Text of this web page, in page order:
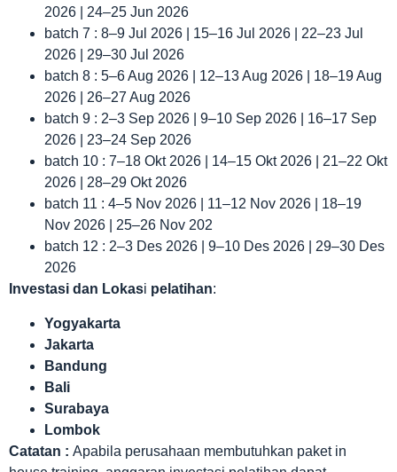
2026 | 24–25 Jun 2026
batch 7 : 8–9 Jul 2026 | 15–16 Jul 2026 | 22–23 Jul
2026 | 29–30 Jul 2026
batch 8 : 5–6 Aug 2026 | 12–13 Aug 2026 | 18–19 Aug
2026 | 26–27 Aug 2026
batch 9 : 2–3 Sep 2026 | 9–10 Sep 2026 | 16–17 Sep
2026 | 23–24 Sep 2026
batch 10 : 7–18 Okt 2026 | 14–15 Okt 2026 | 21–22 Okt
2026 | 28–29 Okt 2026
batch 11 : 4–5 Nov 2026 | 11–12 Nov 2026 | 18–19
Nov 2026 | 25–26 Nov 202
batch 12 : 2–3 Des 2026 | 9–10 Des 2026 | 29–30 Des
2026
Investasi dan Lokasi pelatihan:
Yogyakarta
Jakarta
Bandung
Bali
Surabaya
Lombok
Catatan : Apabila perusahaan membutuhkan paket in